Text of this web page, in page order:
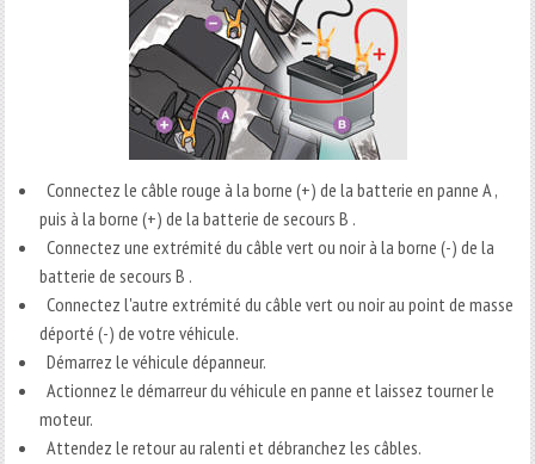
Connectez le câble rouge à la borne (+) de la batterie en panne A ,
puis à la borne (+) de la batterie de secours B .
Connectez une extrémité du câble vert ou noir à la borne (-) de la
batterie de secours B .
Connectez l'autre extrémité du câble vert ou noir au point de masse
déporté (-) de votre véhicule.
Démarrez le véhicule dépanneur.
Actionnez le démarreur du véhicule en panne et laissez tourner le
moteur.
Attendez le retour au ralenti et débranchez les câbles.